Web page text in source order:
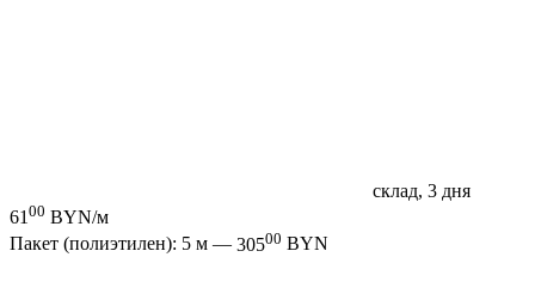
склад, 3 дня
61 00 BYN/м
Пакет (полиэтилен): 5 м — 30500 BYN